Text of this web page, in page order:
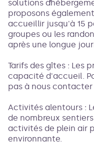
solutions
proposons
accueillir jusqu'à 15
groupes ou les
après une longue
Tarifs des gîtes : Les
capacité d'accueil.
pas à nous
Activités alentours :
de nombreux
activités de plein air
environnante.